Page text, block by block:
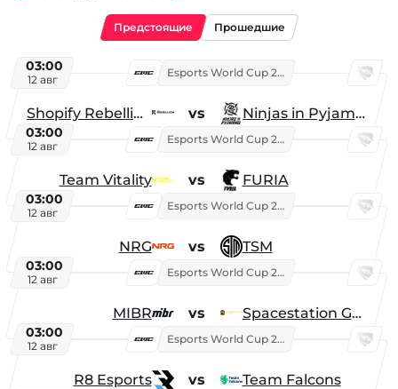
Предстоящие Прошедшие
03:00
12 авг
Esports World Cup 2026
Shopify Rebellion vs Ninjas in Pyjamas
03:00
12 авг
Esports World Cup 2026
Team Vitality vs FURIA
03:00
12 авг
Esports World Cup 2026
NRG vs TSM
03:00
12 авг
Esports World Cup 2026
MIBR vs Spacestation Gaming
03:00
12 авг
Esports World Cup 2026
R8 Esports vs Team Falcons